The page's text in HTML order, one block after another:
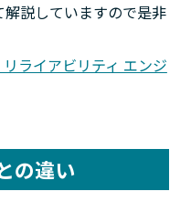
説していますので是非
ライアビリティ エンジ
の違い